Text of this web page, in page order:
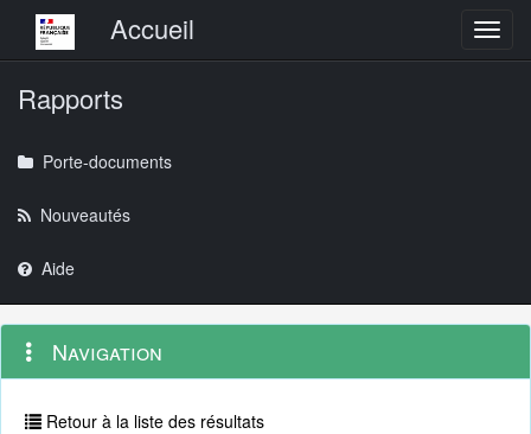
Menu principalAccueil
Rapports
Porte-documents
Nouveautés
Aide
Navigation
outils
Menu
contextuel
Navigation
Retour à la liste des résultats